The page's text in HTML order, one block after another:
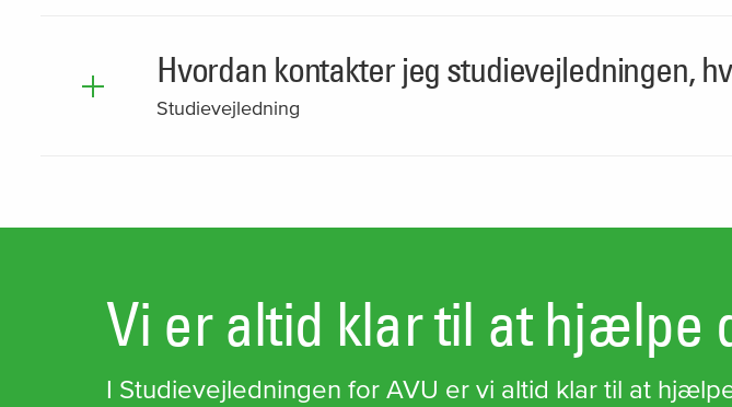
Hvordan kontakter jeg studievejledningen,
Studievejledning
Vi er altid klar til at hjælpe
I Studievejledningen for AVU er vi altid klar til at